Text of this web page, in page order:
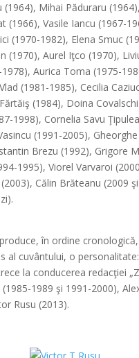
(1964), Mihai Păduraru
(1966), Vasile Iancu (1967-
(1970-1982), Elena Smuc
(1970), Aurel Iţco (1970),
Aurica Toma (1975-
(1981-1985), Cecilia
(1984), Doina
1998), Cornelia Savu
(1991-2005),
Brezu (1992), Grigore
1995), Viorel Varvaroi
Călin Brăteanu (2009
în ordine
al cuvântului, o
la conducerea redacţiei
1989 şi 1991-2000),
Rusu (2013).